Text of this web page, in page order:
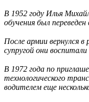
В 1952 году Илья
обучения был
После армии вернулся
супругой они
В 1972 года по
технологического
водителем еще